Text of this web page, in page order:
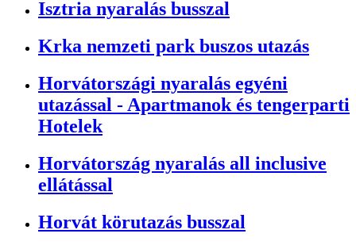
Isztria nyaralás busszal
Krka nemzeti park buszos utazás
Horvátországi nyaralás egyéni
utazással - Apartmanok és tengerparti
Hotelek
Horvátország nyaralás all inclusive
ellátással
Horvát körutazás busszal